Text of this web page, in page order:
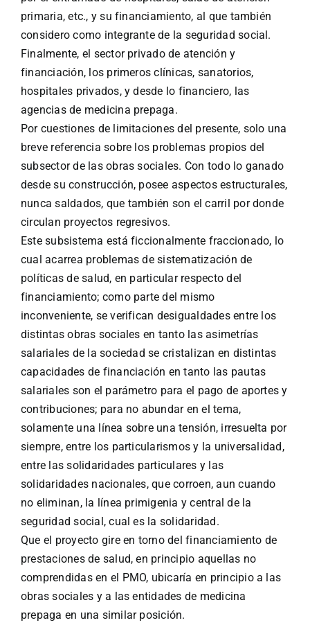
primaria, etc., y su financiamiento, al que también
considero como integrante de la seguridad social.
Finalmente, el sector privado de atención y
financiación, los primeros clínicas, sanatorios,
hospitales privados, y desde lo financiero, las
agencias de medicina prepaga.
Por cuestiones de limitaciones del presente, solo una
breve referencia sobre los problemas propios del
subsector de las obras sociales. Con todo lo ganado
desde su construcción, posee aspectos estructurales,
nunca saldados, que también son el carril por donde
circulan proyectos regresivos.
Este subsistema está ficcionalmente fraccionado, lo
cual acarrea problemas de sistematización de
políticas de salud, en particular respecto del
financiamiento; como parte del mismo
inconveniente, se verifican desigualdades entre los
distintas obras sociales en tanto las asimetrías
salariales de la sociedad se cristalizan en distintas
capacidades de financiación en tanto las pautas
salariales son el parámetro para el pago de aportes y
contribuciones; para no abundar en el tema,
solamente una línea sobre una tensión, irresuelta por
siempre, entre los particularismos y la universalidad,
entre las solidaridades particulares y las
solidaridades nacionales, que corroen, aun cuando
no eliminan, la línea primigenia y central de la
seguridad social, cual es la solidaridad.
Que el proyecto gire en torno del financiamiento de
prestaciones de salud, en principio aquellas no
comprendidas en el PMO, ubicaría en principio a las
obras sociales y a las entidades de medicina
prepaga en una similar posición.